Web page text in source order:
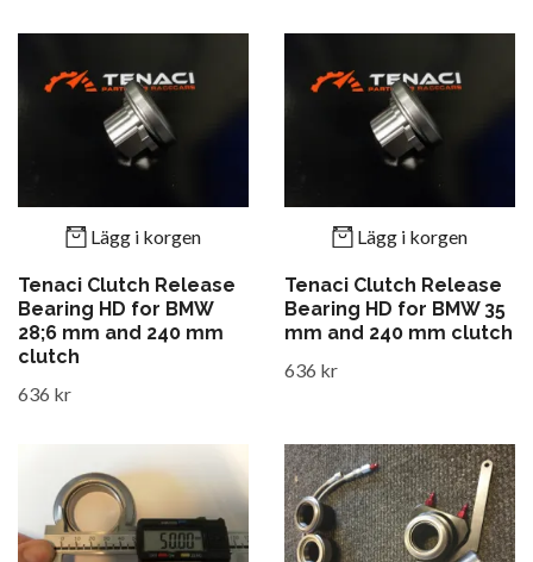
Lägg i korgen
Tenaci Clutch Release
Bearing HD for BMW
28;6 mm and 240 mm
clutch
636 kr
Lägg i korgen
Tenaci Clutch Release
Bearing HD for BMW 35
mm and 240 mm clutch
636 kr